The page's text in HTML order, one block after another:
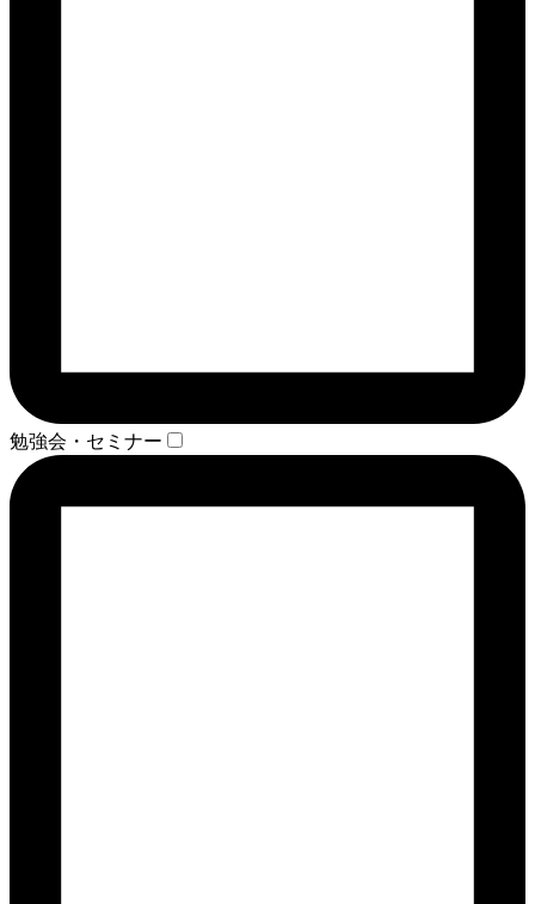
勉強会・セミナー